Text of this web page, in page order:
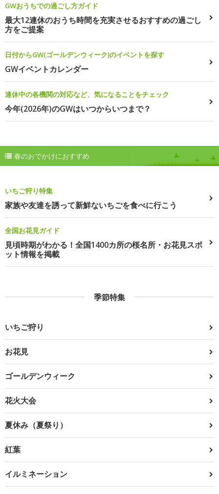
GWおうちでの過ごし方ガイド
最大12連休のおうち時間を充実させるおすすめの過ごし
方をご提案
日付からGW(ゴールデンウィーク)のイベントを探す
GWイベントカレンダー
連休中の各機関の対応など、気になることをチェック
今年(2026年)のGWはいつからいつまで？
春のおでかけにおすすめ
いちご狩り特集
家族や友達を誘って新鮮ないちごを食べに行こう
全国お花見ガイド
見頃時期がわかる！全国1400カ所の桜名所・お花見スポ
ット情報を掲載
季節特集
いちご狩り
お花見
ゴールデンウィーク
花火大会
夏休み（夏祭り）
紅葉
イルミネーション